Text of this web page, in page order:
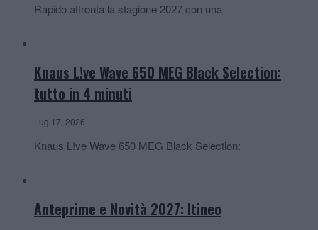
Rapido affronta la stagione 2027 con una
Knaus L!ve Wave 650 MEG Black Selection:
tutto in 4 minuti
Lug 17, 2026
Knaus L!ve Wave 650 MEG Black Selection:
Anteprime e Novità 2027: Itineo